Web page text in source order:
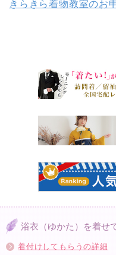
きらきら着物教室のお
浴衣（ゆかた）を着せ
着付けしてもらうの詳細